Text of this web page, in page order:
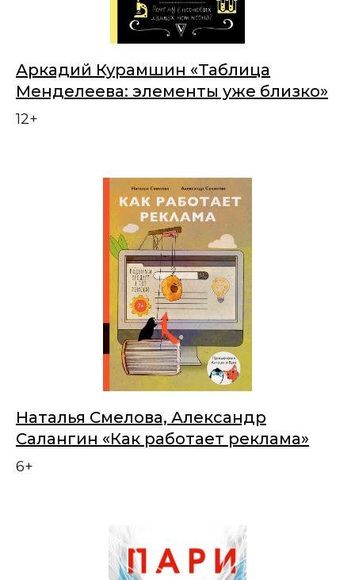
Аркадий Курамшин «Таблица
Менделеева: элементы уже близко»
12+
Наталья Смелова, Александр
Салангин «Как работает реклама»
6+